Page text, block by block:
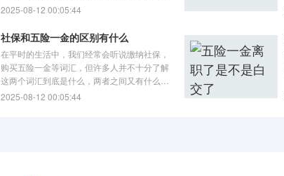
养老保险、医疗保险和失业保险由企业和个人
业承担。工作中，关于五险一金的注意点有哪
些？
2025-08-12 00:05:44
社保和五险一金的区别有什么
在平时的生活中，我们经常会听说缴纳社保，
购买五险一金等词汇，但许多人并不十分了解
这两个词汇到底是什么，两者之间又有什么不
同，因此，本文就为大家介绍一下有关社保和
2025-08-12 00:05:44